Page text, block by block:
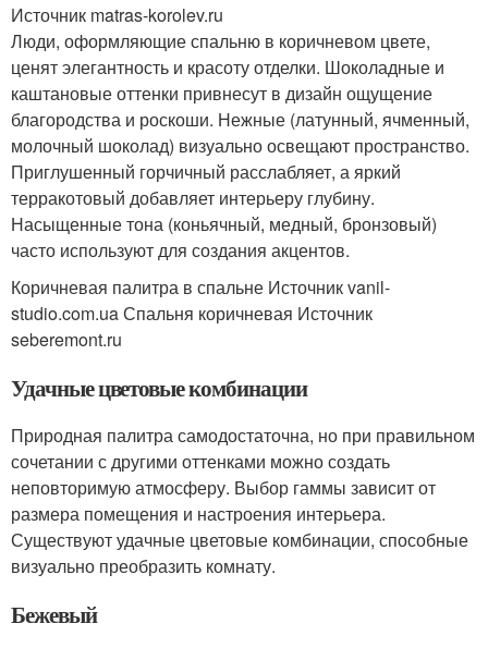
Источник matras-korolev.ru
Люди, оформляющие спальню в коричневом цвете,
ценят элегантность и красоту отделки. Шоколадные и
каштановые оттенки привнесут в дизайн ощущение
благородства и роскоши. Нежные (латунный, ячменный,
молочный шоколад) визуально освещают пространство.
Приглушенный горчичный расслабляет, а яркий
терракотовый добавляет интерьеру глубину.
Насыщенные тона (коньячный, медный, бронзовый)
часто используют для создания акцентов.
Коричневая палитра в спальне Источник vanil-
studio.com.uaСпальня коричневая Источник
seberemont.ru
Удачные цветовые комбинации
Природная палитра самодостаточна, но при правильном
сочетании с другими оттенками можно создать
неповторимую атмосферу. Выбор гаммы зависит от
размера помещения и настроения интерьера.
Существуют удачные цветовые комбинации, способные
визуально преобразить комнату.
Бежевый